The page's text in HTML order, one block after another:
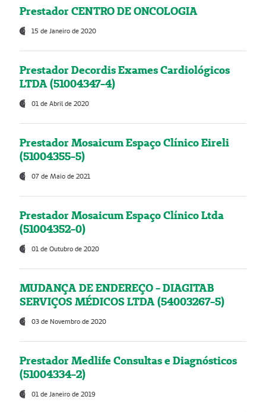
Prestador CENTRO DE ONCOLOGIA
15 de Janeiro de 2020
Prestador Decordis Exames Cardiológicos
LTDA (51004347-4)
01 de Abril de 2020
Prestador Mosaicum Espaço Clínico Eireli
(51004355-5)
07 de Maio de 2021
Prestador Mosaicum Espaço Clínico Ltda
(51004352-0)
01 de Outubro de 2020
MUDANÇA DE ENDEREÇO - DIAGITAB
SERVIÇOS MÉDICOS LTDA (54003267-5)
03 de Novembro de 2020
Prestador Medlife Consultas e Diagnósticos
(51004334-2)
01 de Janeiro de 2019